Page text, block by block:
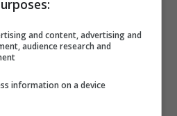
and content, advertising and
audience research and
information on a device